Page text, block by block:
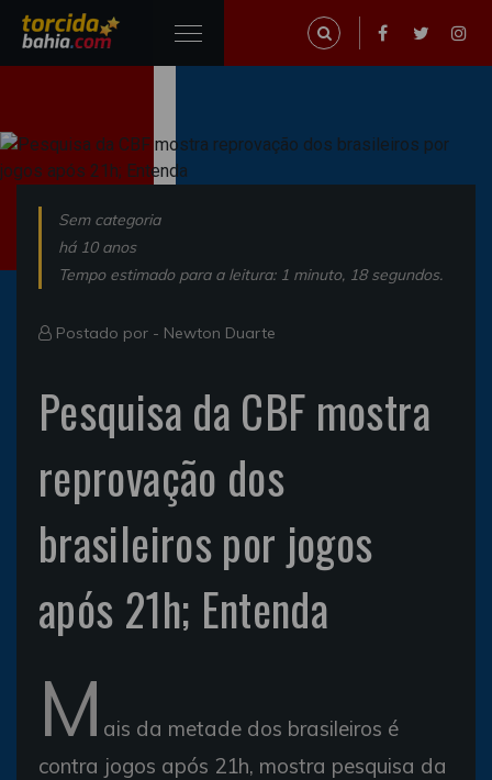
Sem categoria
há 10 anos
Tempo estimado para a leitura: 1 minuto, 18 segundos.
Postado por - Newton Duarte
Pesquisa da CBF mostra
reprovação dos
brasileiros por jogos
após 21h; Entenda
M ais da metade dos brasileiros é
contra jogos após 21h, mostra pesquisa da